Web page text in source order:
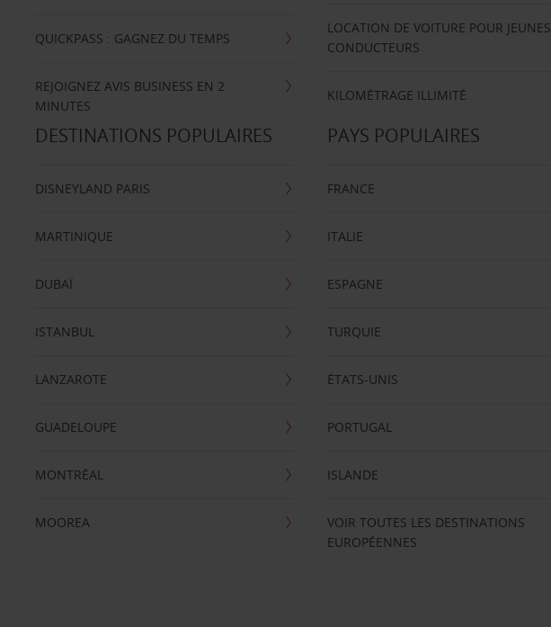
QUICKPASS : GAGNEZ DU TEMPS
REJOIGNEZ AVIS BUSINESS EN 2
MINUTES
LOCATION DE VOITURE POUR JEUNES
CONDUCTEURS
KILOMÉTRAGE ILLIMITÉ
DESTINATIONS POPULAIRES
DISNEYLAND PARIS
MARTINIQUE
DUBAÏ
ISTANBUL
LANZAROTE
GUADELOUPE
MONTRÉAL
MOOREA
PAYS POPULAIRES
FRANCE
ITALIE
ESPAGNE
TURQUIE
ÉTATS-UNIS
PORTUGAL
ISLANDE
VOIR TOUTES LES DESTINATIONS
EUROPÉENNES